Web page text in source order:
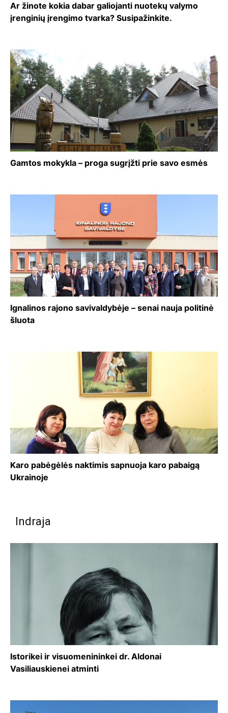
Ar žinote kokia dabar galiojanti nuotekų valymo
įrenginių įrengimo tvarka? Susipažinkite.
Gamtos mokykla – proga sugrįžti prie savo esmės
Ignalinos rajono savivaldybėje – senai nauja politinė
šluota
Karo pabėgėlės naktimis sapnuoja karo pabaigą
Ukrainoje
Indraja
Istorikei ir visuomenininkei dr. Aldonai
Vasiliauskienei atminti